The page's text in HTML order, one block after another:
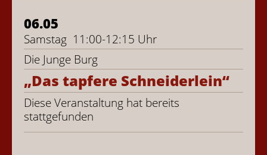
06.05
Samstag 11:00-12:15 Uhr
Die Junge Burg
„Das tapfere Schneiderlein“
Diese Veranstaltung hat bereits
stattgefunden